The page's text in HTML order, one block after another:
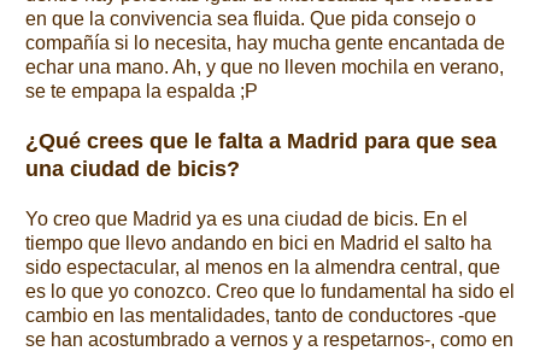
en que la convivencia sea fluida. Que pida consejo o
compañía si lo necesita, hay mucha gente encantada de
echar una mano. Ah, y que no lleven mochila en verano,
se te empapa la espalda ;P
¿Qué crees que le falta a Madrid para que sea
una ciudad de bicis?
Yo creo que Madrid ya es una ciudad de bicis. En el
tiempo que llevo andando en bici en Madrid el salto ha
sido espectacular, al menos en la almendra central, que
es lo que yo conozco. Creo que lo fundamental ha sido el
cambio en las mentalidades, tanto de conductores -que
se han acostumbrado a vernos y a respetarnos-, como en